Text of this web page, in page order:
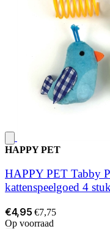
HAPPY PET
HAPPY PET Tabby
kattenspeelgoed 4
€4,95 €7,75
Op voorraad